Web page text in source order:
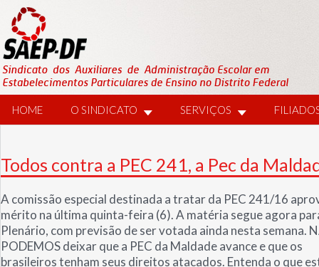
HOME O SINDICATO SERVIÇOS
Todos contra a PEC 241, a Pec da
A comissão especial destinada a tratar da PEC 241/16
mérito na última quinta-feira (6). A matéria segue agora
Plenário, com previsão de ser votada ainda nesta semana.
PODEMOS deixar que a PEC da Maldade avance e que os
brasileiros tenham seus direitos atacados. Entenda o que